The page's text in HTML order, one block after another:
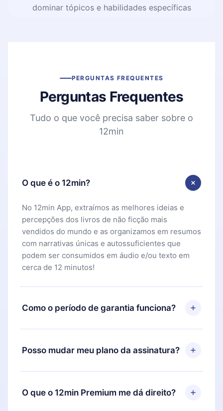
dominar tópicos e habilidades específicas
PERGUNTAS FREQUENTES
Perguntas Frequentes
Tudo o que você precisa saber sobre o
12min
O que é o 12min?
No 12min App, extraímos as melhores ideias e
percepções dos livros de não ficção mais
vendidos do mundo e as organizamos em resumos
com narrativas únicas e autossuficientes que
podem ser consumidos em áudio e/ou texto em
cerca de 12 minutos!
Como o período de garantia funciona?
Você pode baixar nosso aplicativo e começar a
aproveitar nossa biblioteca. Se por algum motivo
não ficar satisfeito com nossa plataforma, basta
e solicitar o reembolso do valor. Você receberá
Posso mudar meu plano da assinatura?
Sim, mas a mudança só se aplicará a partir do
próximo período de cobrança. Por exemplo, se
você decidiu mudar sua assinatura mensal para
O que o 12min Premium me dá direito?